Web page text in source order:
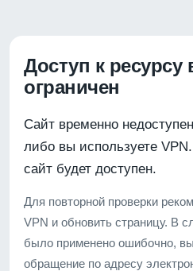
Доступ к ресурсу
ограничен
Сайт временно
либо вы используете
сайт будет доступен.
Для повторной проверки
VPN и обновить страницу. В
было применено ошибочно,
обращение по адресу